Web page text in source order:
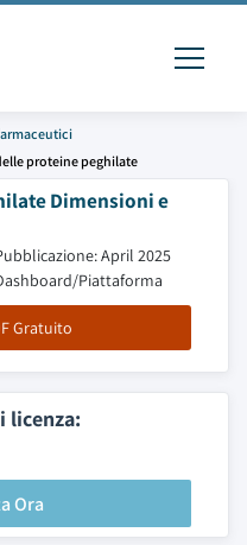
proteine ​​peghilate
Dimensioni e
April 2025
Piattaforma
Gratuito
licenza:
Ora